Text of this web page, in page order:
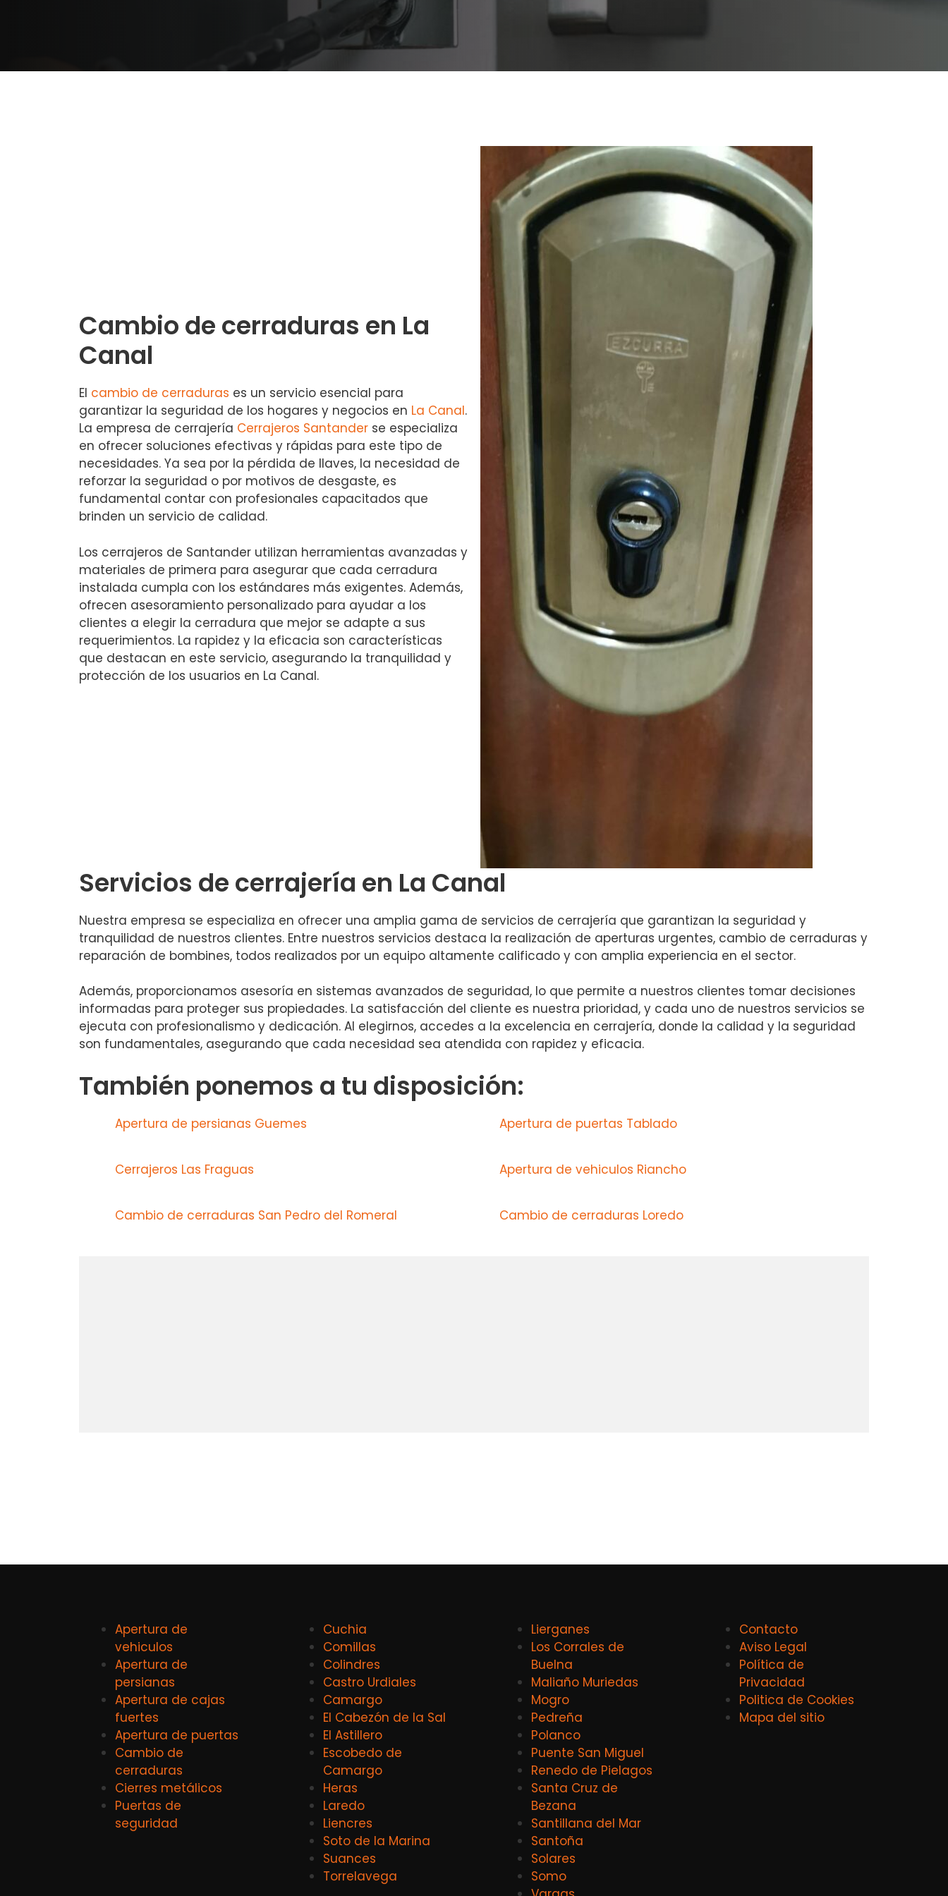
Cambio de cerraduras en La
Canal
El cambio de cerraduras es un servicio esencial para
garantizar la seguridad de los hogares y negocios en La Canal.
La empresa de cerrajería Cerrajeros Santander se especializa
en ofrecer soluciones efectivas y rápidas para este tipo de
necesidades. Ya sea por la pérdida de llaves, la necesidad de
reforzar la seguridad o por motivos de desgaste, es
fundamental contar con profesionales capacitados que
brinden un servicio de calidad.
Los cerrajeros de Santander utilizan herramientas avanzadas y
materiales de primera para asegurar que cada cerradura
instalada cumpla con los estándares más exigentes. Además,
ofrecen asesoramiento personalizado para ayudar a los
clientes a elegir la cerradura que mejor se adapte a sus
requerimientos. La rapidez y la eficacia son características
que destacan en este servicio, asegurando la tranquilidad y
protección de los usuarios en La Canal.
Servicios de cerrajería en La Canal
Nuestra empresa se especializa en ofrecer una amplia gama de servicios de cerrajería que garantizan la seguridad y
tranquilidad de nuestros clientes. Entre nuestros servicios destaca la realización de aperturas urgentes, cambio de cerraduras y
reparación de bombines, todos realizados por un equipo altamente calificado y con amplia experiencia en el sector.
Además, proporcionamos asesoría en sistemas avanzados de seguridad, lo que permite a nuestros clientes tomar decisiones
informadas para proteger sus propiedades. La satisfacción del cliente es nuestra prioridad, y cada uno de nuestros servicios se
ejecuta con profesionalismo y dedicación. Al elegirnos, accedes a la excelencia en cerrajería, donde la calidad y la seguridad
son fundamentales, asegurando que cada necesidad sea atendida con rapidez y eficacia.
También ponemos a tu disposición:
Apertura de persianas Guemes Apertura de puertas Tablado
Cerrajeros Las Fraguas Apertura de vehiculos Riancho
Cambio de cerraduras San Pedro del Romeral Cambio de cerraduras Loredo
Apertura de
vehiculos
Apertura de
persianas
Apertura de cajas
fuertes
Apertura de puertas
Cambio de
cerraduras
Cierres metálicos
Puertas de
seguridad
Cuchia
Comillas
Colindres
Castro Urdiales
Camargo
El Cabezón de la Sal
El Astillero
Escobedo de
Camargo
Heras
Laredo
Liencres
Soto de la Marina
Suances
Torrelavega
Lierganes
Los Corrales de
Buelna
Maliaño Muriedas
Mogro
Pedreña
Polanco
Puente San Miguel
Renedo de Pielagos
Santa Cruz de
Bezana
Santillana del Mar
Santoña
Solares
Somo
Contacto
Aviso Legal
Política de
Privacidad
Politica de Cookies
Mapa del sitio